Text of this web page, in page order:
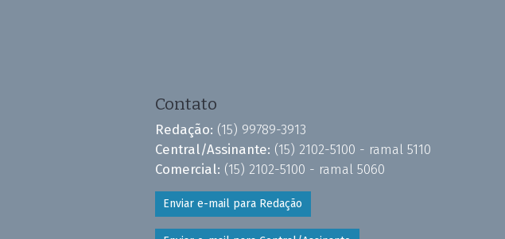
Contato
Redação: (15) 99789-3913
Central/Assinante: (15) 2102-5100 - ramal 5110
Comercial: (15) 2102-5100 - ramal 5060
Enviar e-mail para Redação